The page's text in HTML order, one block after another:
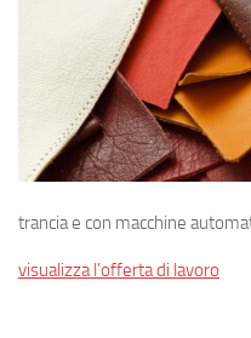
trancia e con macchine
visualizza l’offerta di lavoro